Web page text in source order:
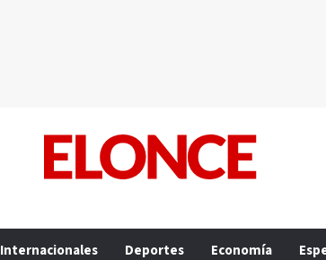
Internacionales Deportes Economía